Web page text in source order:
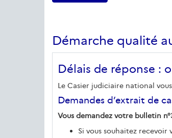
Démarche qualité
Délais de réponse :
Le Casier judiciaire national
Demandes d’extrait de
Vous demandez votre bulletin
Si vous souhaitez